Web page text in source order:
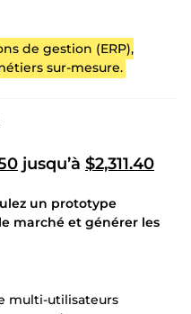
de gestion (ERP),
sur-mesure.
jusqu’à $2,311.40
un prototype
marché et générer les
multi-utilisateurs